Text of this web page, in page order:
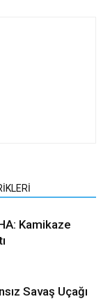
Kamikaze
Savaş Uçağı